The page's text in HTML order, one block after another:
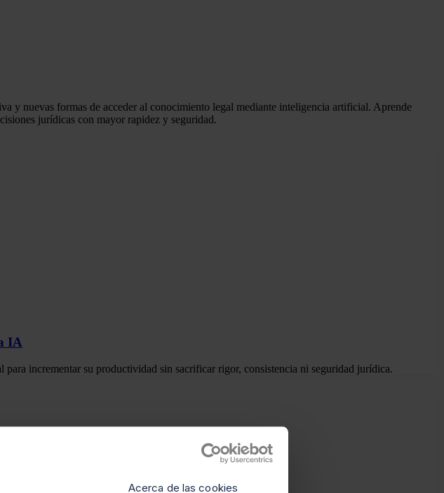
Acerca de las cookies
y nuevas formas de acceder al conocimiento legal mediante inteligencia artificial. Aprende
jurídicas con mayor rapidez y seguridad.
IA
incrementar su productividad sin sacrificar rigor, consistencia ni seguridad jurídica.